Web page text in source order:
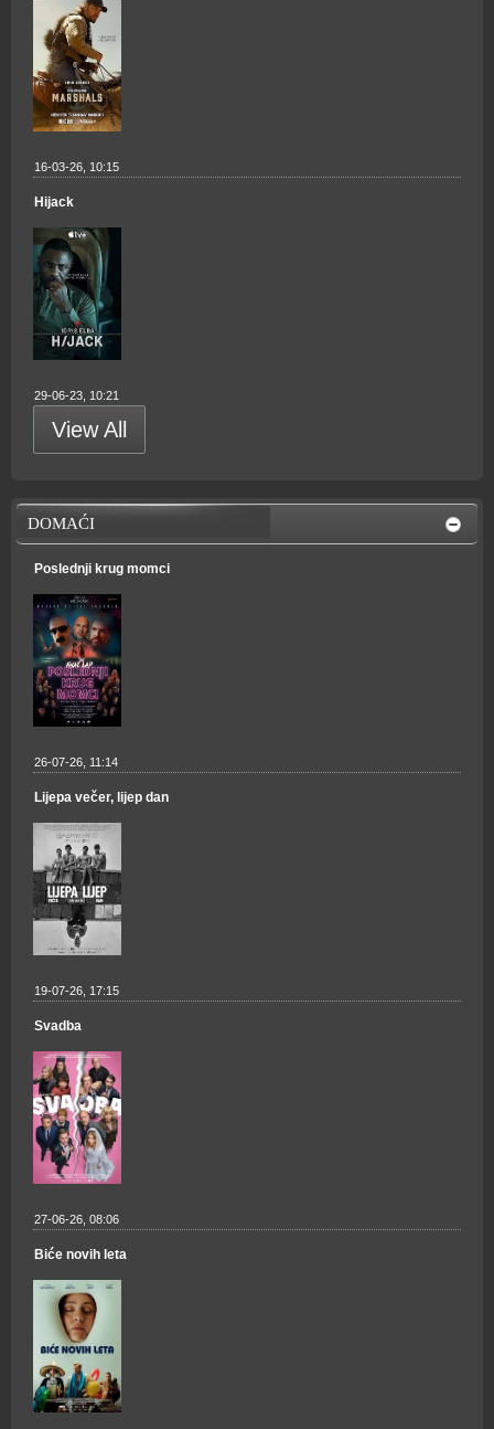
16-03-26, 10:15
Hijack
29-06-23, 10:21
View All
DOMAĆI
Poslednji krug momci
26-07-26, 11:14
Lijepa večer, lijep dan
19-07-26, 17:15
Svadba
27-06-26, 08:06
Biće novih leta